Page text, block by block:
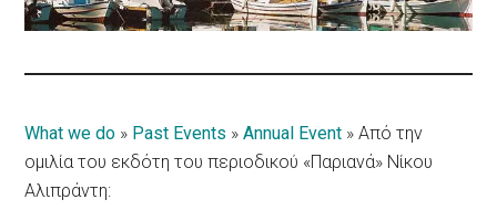
Antiparos
What we do » Past Events »Annual Event »Από την
ομιλία του εκδότη του περιοδικού «Παριανά» Νίκου
Αλιπράντη: